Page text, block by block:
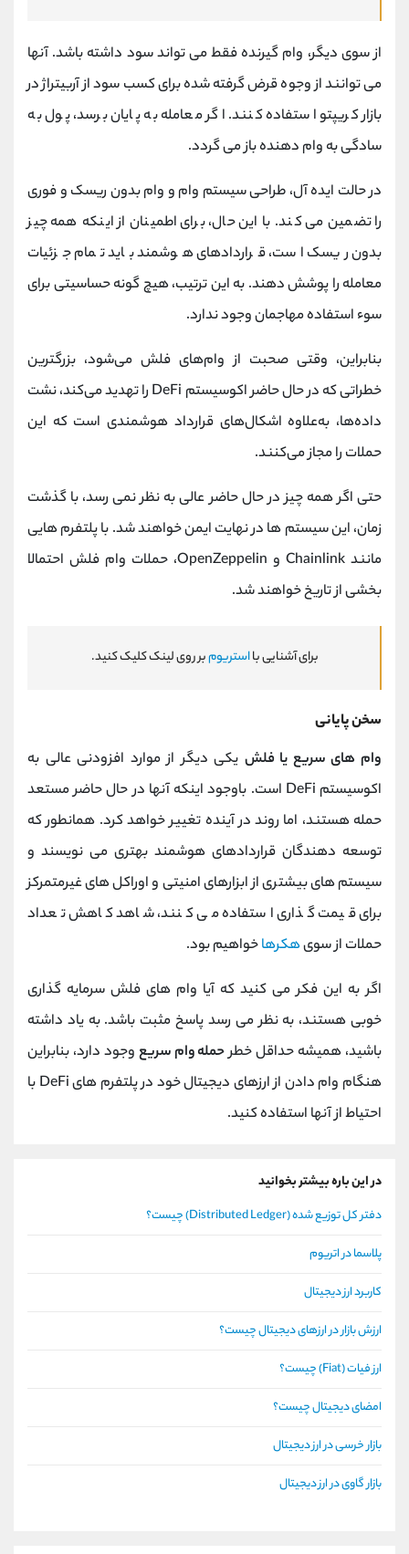
از سوی دیگر، وام گیرنده فقط می تواند سود داشته باشد. آنها
می توانند از وجوه قرض گرفته شده برای کسب سود از آربیتراژ در
بازار کریپتو استفاده کنند. اگر معامله به پایان برسد، پول به
سادگی به وام دهنده باز می گردد.
در حالت ایده آل، طراحی سیستم وام و وام بدون ریسک و فوری
را تضمین می کند. با این حال، برای اطمینان از اینکه همه چیز
بدون ریسک است، قراردادهای هوشمند باید تمام جزئیات
معامله را پوشش دهند. به این ترتیب، هیچ گونه حساسیتی برای
سوء استفاده مهاجمان وجود ندارد.
بنابراین، وقتی صحبت از وام‌های فلش می‌شود، بزرگترین
خطراتی که در حال حاضر اکوسیستم DeFi را تهدید می‌کند، نشت
داده‌ها، به‌علاوه اشکال‌های قرارداد هوشمندی است که این
حملات را مجاز می‌کنند.
حتی اگر همه چیز در حال حاضر عالی به نظر نمی رسد، با گذشت
زمان، این سیستم ها در نهایت ایمن خواهند شد. با پلتفرم هایی
مانند Chainlink و OpenZeppelin، حملات وام فلش احتمالا
بخشی از تاریخ خواهند شد.
برای آشنایی بااستریومبر روی لینک کلیک کنید.
سخن پایانی
وام های سریع یا فلش یکی دیگر از موارد افزودنی عالی به
اکوسیستم DeFi است. باوجود اینکه آنها در حال حاضر مستعد
حمله هستند، اما روند در آینده تغییر خواهد کرد. همانطور که
توسعه دهندگان قراردادهای هوشمند بهتری می نویسند و
سیستم های بیشتری از ابزارهای امنیتی و اوراکل های غیرمتمرکز
برای قیمت گذاری استفاده می کنند، شاهد کاهش تعداد
حملات از سویهکرهاخواهیم بود.
اگر به این فکر می کنید که آیا وام های فلش سرمایه گذاری
خوبی هستند، به نظر می رسد پاسخ مثبت باشد. به یاد داشته
باشید، همیشه حداقل خطرحمله وام سریع وجود دارد، بنابراین
هنگام وام دادن از ارزهای دیجیتال خود در پلتفرم های DeFi با
احتیاط از آنها استفاده کنید.
در این باره بیشتر بخوانید
دفتر کل توزیع شده (Distributed Ledger) چیست؟
پلاسما در اتریوم
کاربرد ارز دیجیتال
ارزش بازار در ارزهای دیجیتال چیست؟
ارز فیات (Fiat) چیست؟
امضای دیجیتال چیست؟
بازار خرسی در ارز دیجیتال
بازار گاوی در ارز دیجیتال